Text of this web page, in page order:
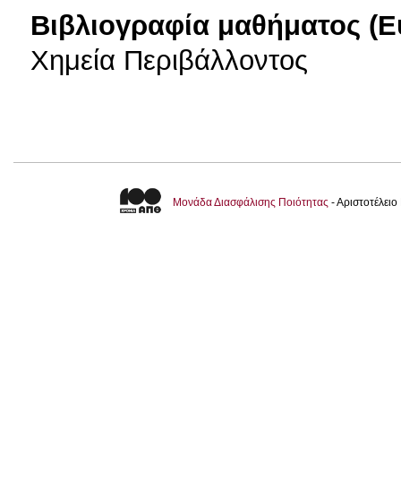
Βιβλιογραφία μαθήματος
Χημεία Περιβάλλοντος
Μονάδα Διασφάλισης Ποιότητας -